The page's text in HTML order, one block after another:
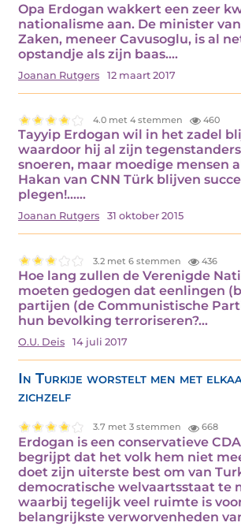
Opa Erdogan wakkert een zeer
nationalisme aan. De minister
Zaken, meneer Cavusoglu, is al
opstandje als zijn baas.…
Joanan Rutgers 12 maart 2017
4.0 met 4 stemmen 460
Tayyip Erdogan wil in het zadel
waardoor hij al zijn
snoeren, maar moedige mensen
Hakan van CNN Türk blijven
plegen!...…
Joanan Rutgers 31 oktober 2015
3.2 met 6 stemmen 436
Hoe lang zullen de Verenigde
moeten gedogen dat eenlingen
partijen (de Communistische
hun bevolking terroriseren?…
O.U. Deis 14 juli 2017
In Turkije worstelt men met
zichzelf
3.7 met 3 stemmen 668
Erdogan is een conservatieve
begrijpt dat het volk hem niet
doet zijn uiterste best om van
democratische welvaartsstaat te
waarbij tegelijk veel ruimte is
belangrijkste verworvenheden